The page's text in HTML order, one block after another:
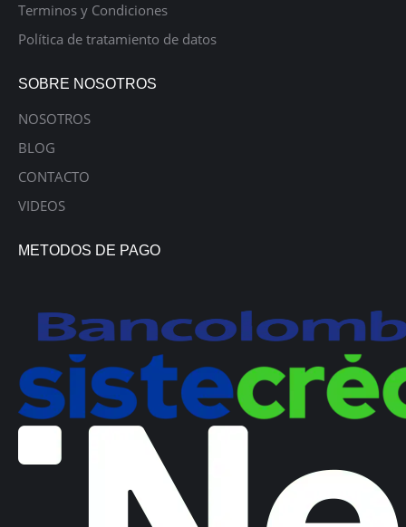
Terminos y Condiciones
Política de tratamiento de datos
SOBRE NOSOTROS
NOSOTROS
BLOG
CONTACTO
VIDEOS
METODOS DE PAGO